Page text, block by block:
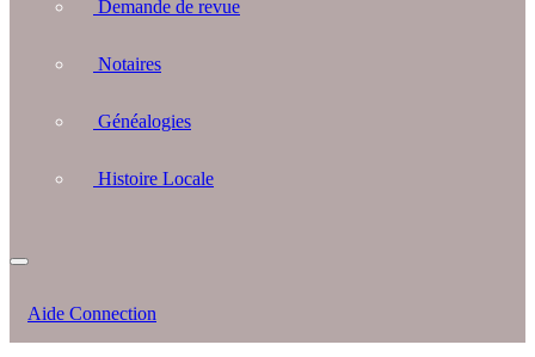
Demande de revue
Notaires
Généalogies
Histoire Locale
Aide Connection